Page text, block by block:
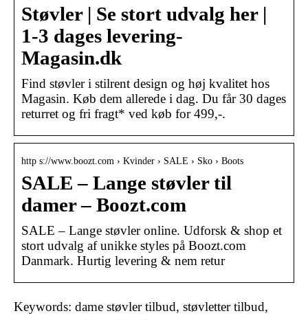
Støvler | Se stort udvalg her |
1-3 dages levering-
Magasin.dk
Find støvler i stilrent design og høj kvalitet hos
Magasin. Køb dem allerede i dag. Du får 30 dages
returret og fri fragt* ved køb for 499,-.
http s://www.boozt.com › Kvinder › SALE › Sko › Boots
SALE – Lange støvler til
damer – Boozt.com
SALE – Lange støvler online. Udforsk & shop et
stort udvalg af unikke styles på Boozt.com
Danmark. Hurtig levering & nem retur
Keywords: dame støvler tilbud, støvletter tilbud,